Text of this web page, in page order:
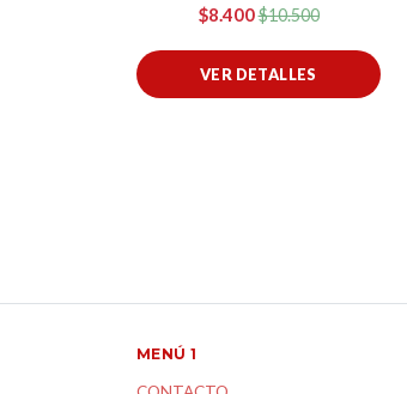
$8.400$10.500
VER DETALLES
MENÚ 1